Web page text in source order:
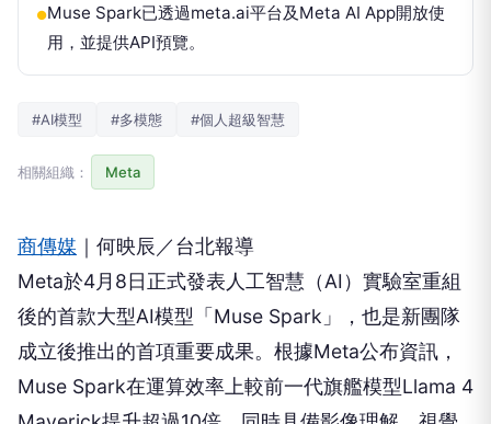
●Muse Spark已透過meta.ai平台及Meta AI App開放使
用，並提供API預覽。
#AI模型 #多模態 #個人超級智慧
相關組織： Meta
商傳媒 ｜何映辰／台北報導
Meta於4月8日正式發表人工智慧（AI）實驗室重組
後的首款大型AI模型「Muse Spark」，也是新團隊
成立後推出的首項重要成果。根據Meta公布資訊，
Muse Spark在運算效率上較前一代旗艦模型Llama 4